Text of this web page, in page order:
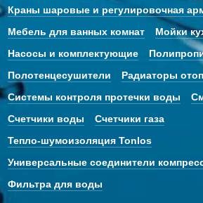
Краны шаровые и регулировочная
Мебель для ванных комнат
Мойки
Насосы и комплектующие
Полотенцесушители
Радиаторы
Системы контроля протечки воды
Счетчики воды
Счетчики газа
Тепло-шумоизоляция Tonlos
Универсальные соединители
Фильтра для воды